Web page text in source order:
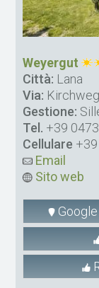
Weyergut
Città: Lana
Via:
Gestione:
Tel. +39
Cellulare
Email
Sito web